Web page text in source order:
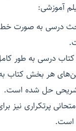
آموزشی:
درسی به صورت
کتاب درسی به طور
هر بخش کتاب
حل شده است.
پرتکراری نیز